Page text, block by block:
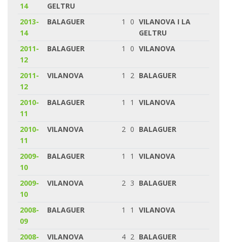
14
GELTRU
2013-
14
BALAGUER 1 0 VILANOVA I LA
GELTRU
2011-
12
BALAGUER 1 0 VILANOVA
2011-
12
VILANOVA 1 2 BALAGUER
2010-
11
BALAGUER 1 1 VILANOVA
2010-
11
VILANOVA 2 0 BALAGUER
2009-
10
BALAGUER 1 1 VILANOVA
2009-
10
VILANOVA 2 3 BALAGUER
2008-
09
BALAGUER 1 1 VILANOVA
2008-
VILANOVA 4 2 BALAGUER